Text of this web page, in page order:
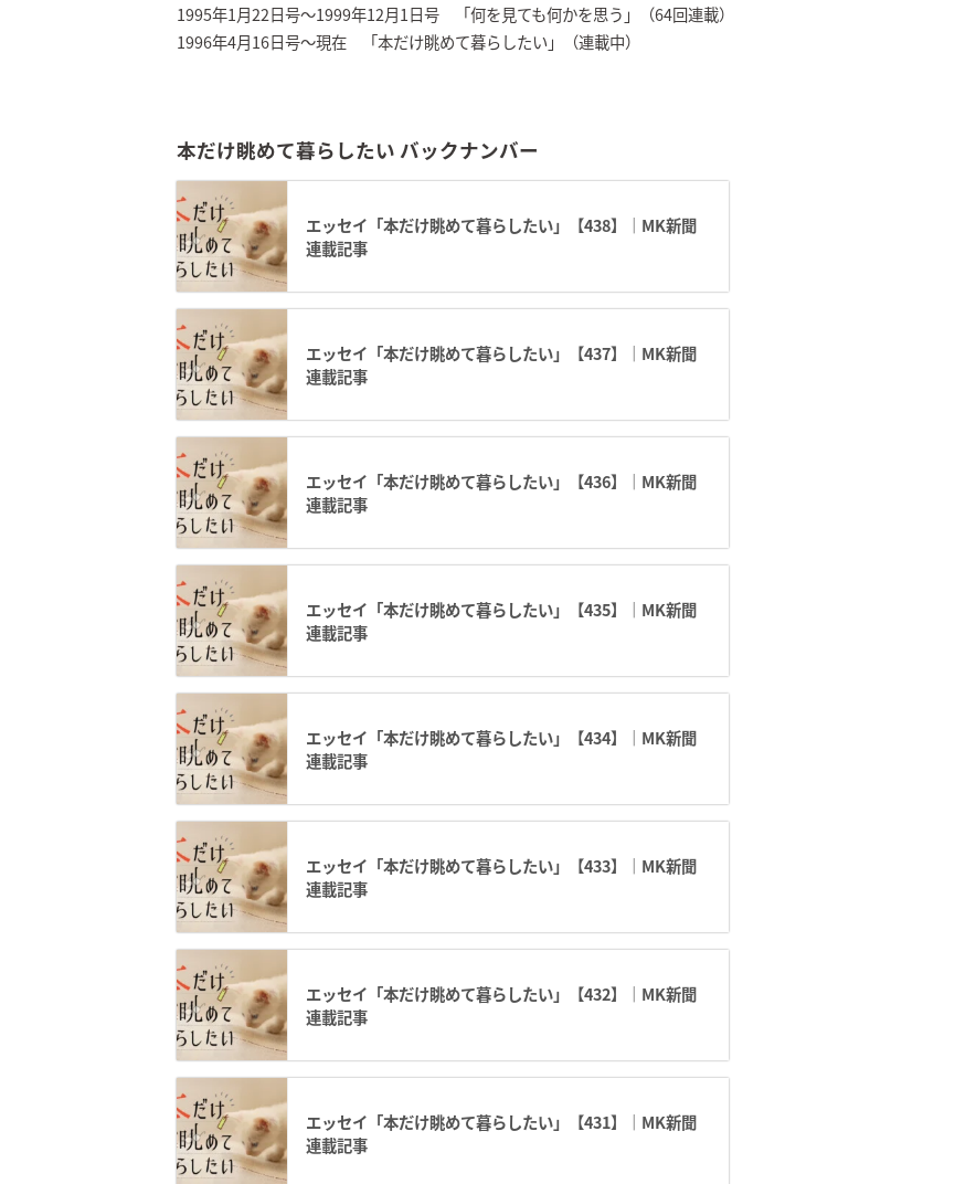
1995年1月22日号～1999年12月1日号 「何を見ても何かを思う」（64回連載）
1996年4月16日号～現在 「本だけ眺めて暮らしたい」（連載中）
本だけ眺めて暮らしたい バックナンバー
エッセイ「本だけ眺めて暮らしたい」【438】｜MK新聞
連載記事
エッセイ「本だけ眺めて暮らしたい」【437】｜MK新聞
連載記事
エッセイ「本だけ眺めて暮らしたい」【436】｜MK新聞
連載記事
エッセイ「本だけ眺めて暮らしたい」【435】｜MK新聞
連載記事
エッセイ「本だけ眺めて暮らしたい」【434】｜MK新聞
連載記事
エッセイ「本だけ眺めて暮らしたい」【433】｜MK新聞
連載記事
エッセイ「本だけ眺めて暮らしたい」【432】｜MK新聞
連載記事
エッセイ「本だけ眺めて暮らしたい」【431】｜MK新聞
連載記事